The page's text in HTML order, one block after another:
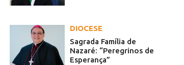
DIOCESE
Sagrada Família de
Nazaré: “Peregrinos de
Esperança”